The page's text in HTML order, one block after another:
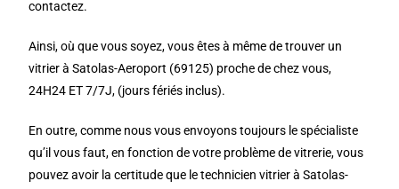
contactez.
Ainsi, où que vous soyez, vous êtes à même de trouver un
vitrier à Satolas-Aeroport (69125) proche de chez vous,
24H24 ET 7/7J, (jours fériés inclus).
En outre, comme nous vous envoyons toujours le spécialiste
qu’il vous faut, en fonction de votre problème de vitrerie, vous
pouvez avoir la certitude que le technicien vitrier à Satolas-